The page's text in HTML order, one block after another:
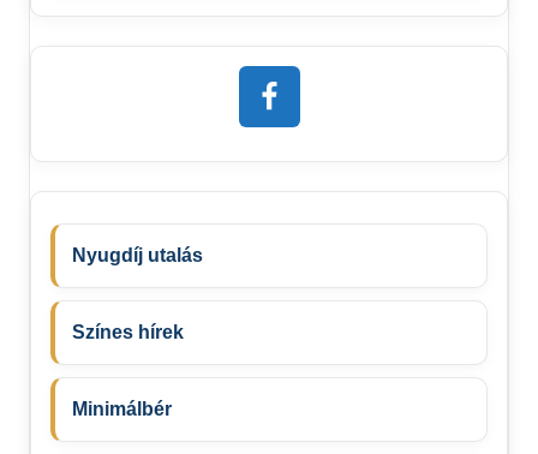
Nyugdíj utalás
Színes hírek
Minimálbér